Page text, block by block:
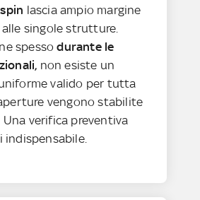
lascia ampio margine
singole strutture.
spessodurante le
non esiste un
valido per tutta
vengono stabilite
verifica preventiva
indispensabile.